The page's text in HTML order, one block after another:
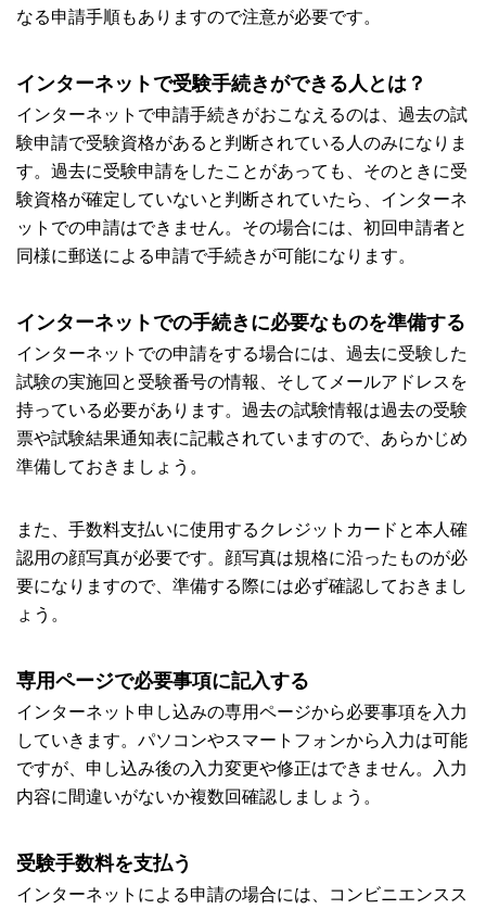
なる申請手順もありますので注意が必要です。
インターネットで受験手続きができる人とは？
インターネットで申請手続きがおこなえるのは、過去の試
験申請で受験資格があると判断されている人のみになりま
す。過去に受験申請をしたことがあっても、そのときに受
験資格が確定していないと判断されていたら、インターネ
ットでの申請はできません。その場合には、初回申請者と
同様に郵送による申請で手続きが可能になります。
インターネットでの手続きに必要なものを準備する
インターネットでの申請をする場合には、過去に受験した
試験の実施回と受験番号の情報、そしてメールアドレスを
持っている必要があります。過去の試験情報は過去の受験
票や試験結果通知表に記載されていますので、あらかじめ
準備しておきましょう。
また、手数料支払いに使用するクレジットカードと本人確
認用の顔写真が必要です。顔写真は規格に沿ったものが必
要になりますので、準備する際には必ず確認しておきまし
ょう。
専用ページで必要事項に記入する
インターネット申し込みの専用ページから必要事項を入力
していきます。パソコンやスマートフォンから入力は可能
ですが、申し込み後の入力変更や修正はできません。入力
内容に間違いがないか複数回確認しましょう。
受験手数料を支払う
インターネットによる申請の場合には、コンビニエンスス